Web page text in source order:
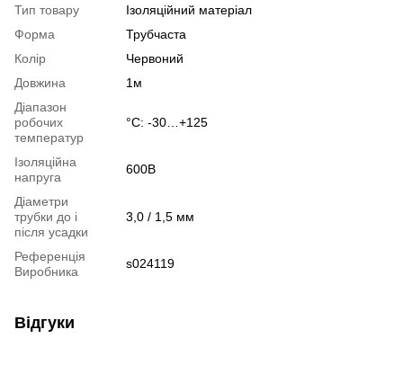
Тип товару
Ізоляційний матеріал
Форма
Трубчаста
Колір
Червоний
Довжина
1м
Діапазон
робочих
температур
°С: -30…+125
Ізоляційна
напруга
600В
Діаметри
трубки до і
після усадки
3,0 / 1,5 мм
Референція
Виробника
s024119
Відгуки